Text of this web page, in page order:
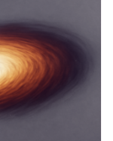
veröffentlichte
sind
thermische
um – oder anders
In
ist es in den…